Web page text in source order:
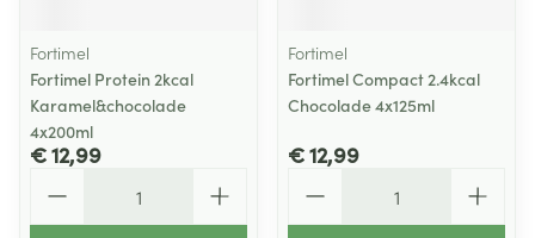
Fortimel
Fortimel Protein 2kcal
Karamel&chocolade
4x200ml
€ 12,99
Fortimel
Fortimel Compact 2.4kcal
Chocolade 4x125ml
€ 12,99